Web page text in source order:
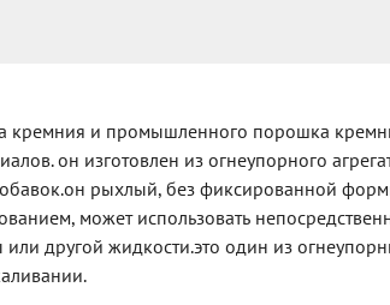
кремния и промышленного порошка
он изготовлен из огнеупорного
рыхлый, без фиксированной
может использовать
другой жидкости.это один из